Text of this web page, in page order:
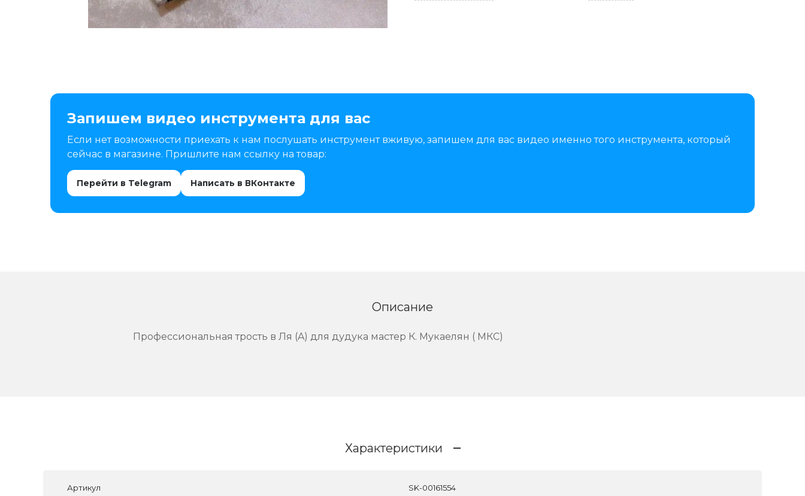
Запишем видео инструмента для вас
Если нет возможности приехать к нам послушать инструмент вживую, запишем для вас видео именно того инструмента, который
сейчас в магазине. Пришлите нам ссылку на товар:
Перейти в Telegram Написать в ВКонтакте
Описание
Профессиональная трость в Ля (A) для дудука мастер К. Мукаелян ( МКС)
Характеристики
Артикул SK-00161554